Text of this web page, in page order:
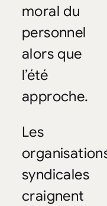
moral du
personnel
alors que
l’été
approche.
Les
syndicales
craignent